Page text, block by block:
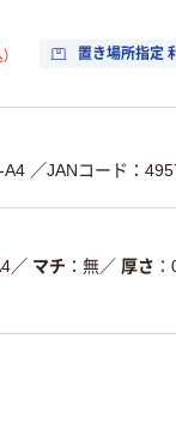
置き場所指定
A4 ／JANコード：
／ マチ 無／ 厚さ